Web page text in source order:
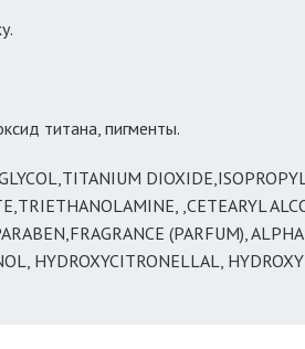
титана, пигменты.
,CETEARYL
(PARFUM),
HYDROXYCITRONELLAL,